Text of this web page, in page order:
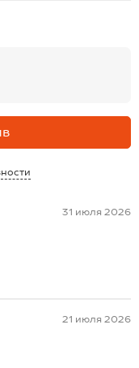
31 июля 2026
21 июля 2026